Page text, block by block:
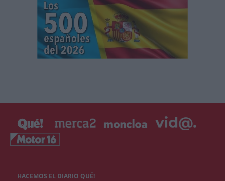
HACEMOS EL DIARIO QUÉ!